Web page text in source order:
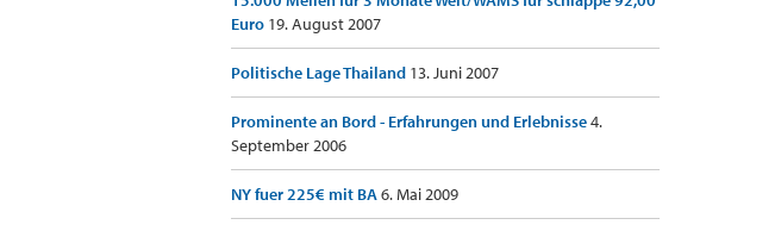
Euro 19. August 2007
Politische Lage Thailand 13. Juni 2007
Prominente an Bord - Erfahrungen und Erlebnisse4.
September 2006
NY fuer 225€ mit BA6. Mai 2009